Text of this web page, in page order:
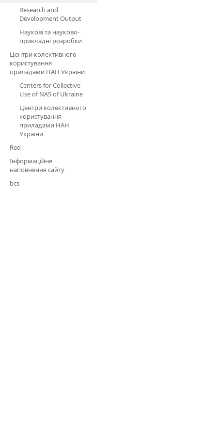
Research and
Development Output
Наукові та науково-
прикладні розробки
Центри колективного
користування
приладами НАН України
Centers for Collective
Use of NAS of Ukraine
Центри колективного
користування
приладами НАН
України
Red
Інформаційне
наповнення сайту
bcs